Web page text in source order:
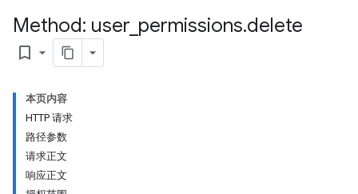
Method: user permissions.delete
bookmark_border
本页内容
HTTP 请求
路径参数
请求正文
响应正文